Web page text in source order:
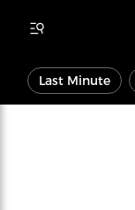
Last Minute